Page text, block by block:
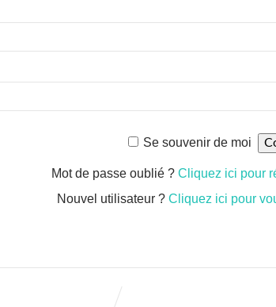
Se souvenir de moi
Mot de passe oublié ? Cliquez ici pour
Nouvel utilisateur ? Cliquez ici pour